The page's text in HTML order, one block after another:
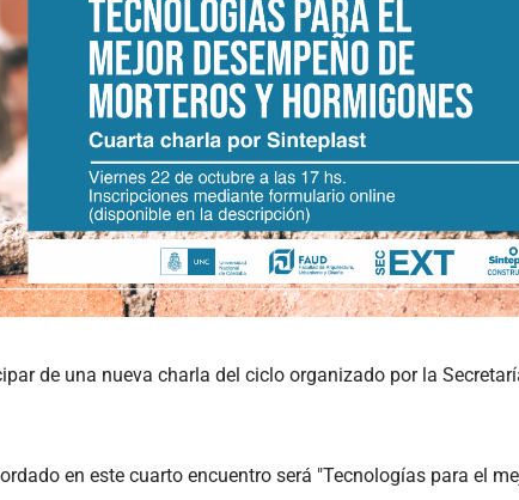
de una nueva charla del ciclo organizado por la
en este cuarto encuentro será "Tecnologías para el